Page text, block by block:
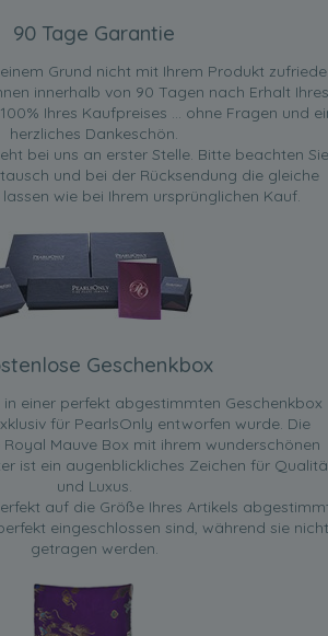
90 Tage Garantie
Grund nicht mit Ihrem Produkt
innerhalb von 90 Tagen nach Erhalt Ihres
Ihres Kaufpreises ... ohne Fragen und
herzliches Dankeschön.
bei uns an erster Stelle. Bitte beachten
und bei der Rücksendung die gleiche
wie bei Ihrem ursprünglichen Kauf.
Geschenkbox
in einer perfekt abgestimmten Geschenkbox
für PearlsOnly entworfen wurde. Die
Mauve Box mit ihrem wunderschönen
ist ein augenblickliches Zeichen für
und Luxus.
auf die Größe Ihres Artikels
eingeschlossen sind, während sie nicht
getragen werden.